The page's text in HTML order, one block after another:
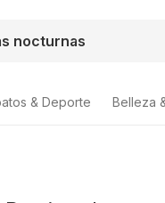
& Deporte Belleza